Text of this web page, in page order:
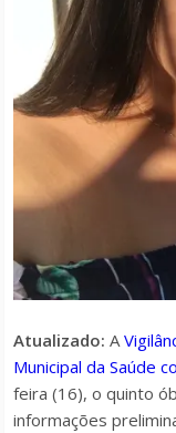
Atualizado: A
Municipal da Saúde
feira (16), o quinto
informações